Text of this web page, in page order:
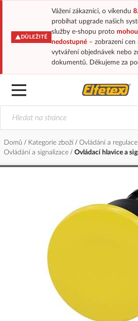
DŮLEŽITÉ
Vážení zákazníci, o víkendu
probíhat upgrade našich
služby e-shopu proto
nedostupné– zobrazení cen
vytváření objednávek nebo
dokumentů. Děkujeme za
Domů Kategorie zboží
Ovládání a
Ovládání a signalizace
Ovládací hlavice a